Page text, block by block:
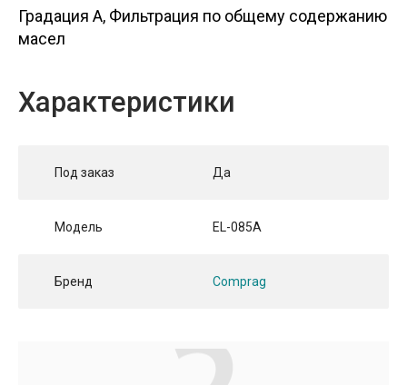
Градация A, Фильтрация по общему содержанию
масел
Характеристики
Под заказ Да
Модель EL-085A
Бренд Comprag